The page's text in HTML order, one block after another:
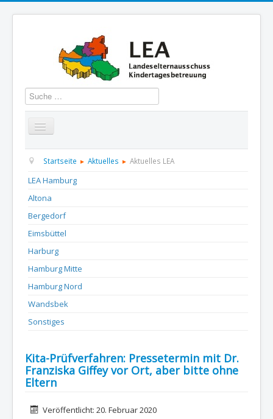
Suchen
Startseite Über uns Aktuelles
Informationen
Kontakt
Startseite Aktuelles Aktuelles LEA
LEA Hamburg
Altona
Bergedorf
Eimsbüttel
Harburg
Hamburg Mitte
Hamburg Nord
Wandsbek
Sonstiges
Kita-Prüfverfahren: Pressetermin mit Dr.
Franziska Giffey vor Ort, aber bitte ohne
Eltern
DetailsVeröffentlicht: 20. Februar 2020